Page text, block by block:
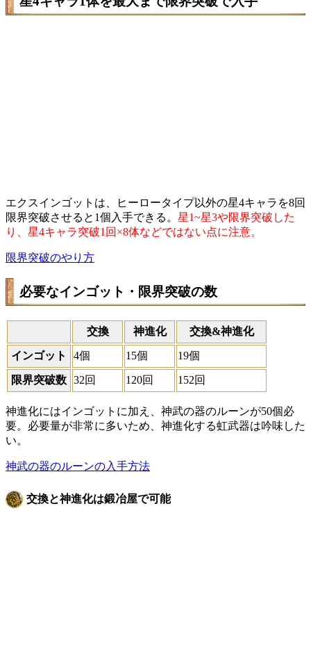
エクスインゴットは、ヒーロータイプ以外の星4キャラを8回
限界突破させると1個入手できる。 星1~星3や限界突破した
り、星4キャラ突破1回×8体などではない点に注意。
限界突破のやり方
必要なインゴット・限界突破の数
交換 神進化 交換&神進化
インゴット 4個 15個 19個
限界突破数 32回 120回 152回
神進化にはインゴットに加え、神武の器のルーンが50個必
要。必要量が非常に多いため、神進化する虹武器は吟味した
い。
神武の器のルーンの入手方法
交換と神進化は鍛冶屋で可能